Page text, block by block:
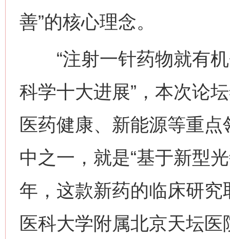
善”的核心理念。
“注射一针药物就有机
科学十大进展”，本次论
医药健康、新能源等重点
中之一，就是“基于新型
年，这款新药的临床研
医科大学附属北京天坛